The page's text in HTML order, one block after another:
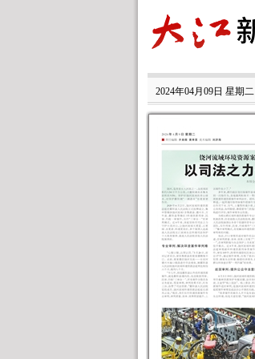
2024年04月09日 星期二